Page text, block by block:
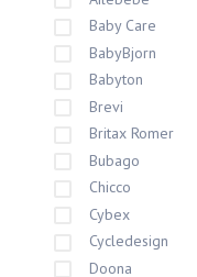
Baby Care
BabyBjorn
Babyton
Brevi
Britax Romer
Bubago
Chicco
Cybex
Cycledesign
Doona